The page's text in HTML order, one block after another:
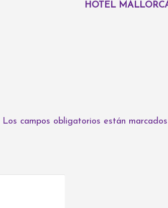
HOTEL
Los campos obligatorios están marcados